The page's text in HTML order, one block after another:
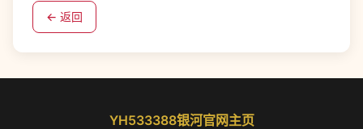
← 返回
YH533388银河官网主页